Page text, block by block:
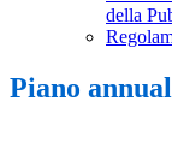
della
Piano